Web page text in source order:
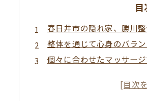
目
春日井市の隠れ家、勝川
整体を通じて心身のバラ
個々に合わせたマッサー
整体の効果を実感する、喜